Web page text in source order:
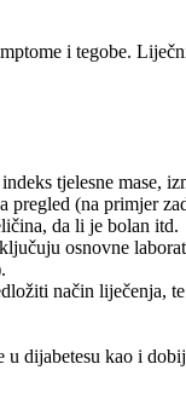
i tegobe.
tjelesne mase,
pregled (na primjer
da li je bolan itd.
osnovne
način liječenja,
dijabetesu kao i